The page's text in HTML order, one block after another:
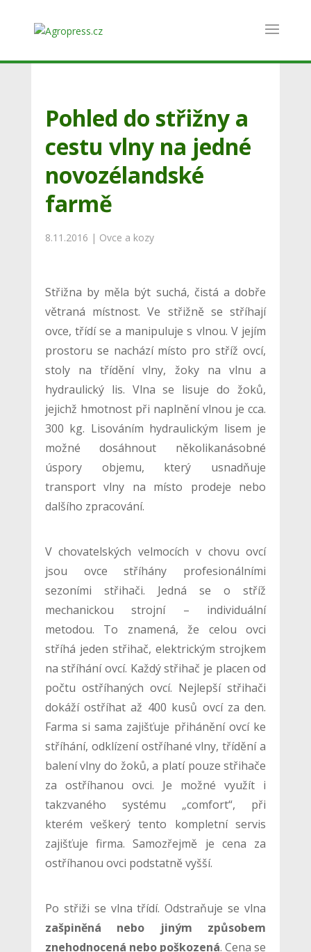
Pohled do střižny a
cestu vlny na jedné
novozélandské
farmě
8.11.2016 | Ovce a kozy
Střižna by měla být suchá, čistá a dobře
větraná místnost. Ve střižně se stříhají
ovce, třídí se a manipuluje s vlnou. V jejím
prostoru se nachází místo pro stříž ovcí,
stoly na třídění vlny, žoky na vlnu a
hydraulický lis. Vlna se lisuje do žoků,
jejichž hmotnost při naplnění vlnou je cca.
300 kg. Lisováním hydraulickým lisem je
možné dosáhnout několikanásobné
úspory objemu, který usnadňuje
transport vlny na místo prodeje nebo
dalšího zpracování.
V chovatelských velmocích v chovu ovcí
jsou ovce stříhány profesionálními
sezoními střihači. Jedná se o stříž
mechanickou strojní – individuální
metodou. To znamená, že celou ovci
stříhá jeden střihač, elektrickým strojkem
na stříhání ovcí. Každý střihač je placen od
počtu ostříhaných ovcí. Nejlepší střihači
dokáží ostříhat až 400 kusů ovcí za den.
Farma si sama zajišťuje přihánění ovcí ke
stříhání, odklízení ostříhané vlny, třídění a
balení vlny do žoků, a platí pouze střihače
za ostříhanou ovci. Je možné využít i
takzvaného systému „comfort“, při
kterém veškerý tento kompletní servis
zajišťuje firma. Samozřejmě je cena za
ostříhanou ovci podstatně vyšší.
Po střiži se vlna třídí. Odstraňuje se vlna
zašpiněná nebo jiným způsobem
znehodnocená nebo poškozená. Cena se